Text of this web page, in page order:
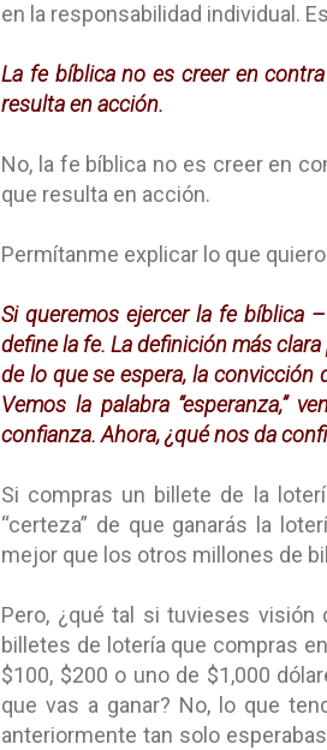
en la responsabilidad individual.
La fe bíblica no es creer en
resulta en acción.
No, la fe bíblica no es creer en
que resulta en acción.
Permítanme explicar lo que
Si queremos ejercer la fe bíblica
define la fe. La definición más
de lo que se espera, la convicción
Vemos la palabra “esperanza,”
confianza. Ahora, ¿qué nos da
Si compras un billete de la
“certeza” de que ganarás la
mejor que los otros millones de
Pero, ¿qué tal si tuvieses
billetes de lotería que compras
$100, $200 o uno de $1,000
que vas a ganar? No, lo que
anteriormente tan solo